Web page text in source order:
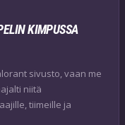
KIMPUSSA
sivusto, vaan me
niitä
tiimeille ja